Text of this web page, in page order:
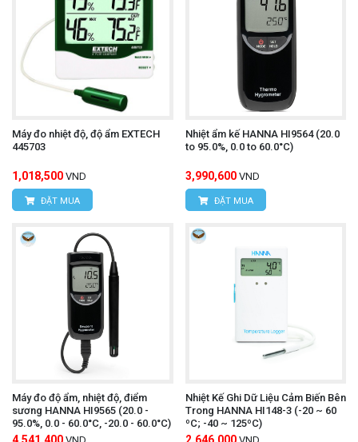
NTC có dải đo rộng từ -30 đến +50 °C với độ
chính xác ±0.5 °C.
Đo lường độ ẩm hiệu quả
%rH, độ chính xác cao ±2 %rH.
lên đến 10.000 giá trị đo/kênh, đảm bảo không bị
mất dữ liệu quan trọng.
Tốc độ đo linh hoạt
: Chu kỳ đo cố định 15 phút
hoặc có thể tùy chỉnh từ 1 phút đến 24 giờ theo
nhu cầu sử dụng.
Nguồn cấp bền bỉ
: Sử dụng 4 pin AA AlMn với
thời lượng hoạt động lên đến 24 tháng, giúp giảm
thiểu công tác bảo trì.
phù hợp cho môi trường trong nhà, kho bãi và
Máy đo nhiệt độ, độ ẩm EXTECH
445703
1,018,500 VND
ĐẶT MUA
Nhiệt ẩm kế HANNA HI9564 (20.0
to 95.0%, 0.0 to 60.0°C)
3,990,600 VND
ĐẶT MUA
Máy đo độ ẩm, nhiệt độ, điểm
sương HANNA HI9565 (20.0 -
95.0%, 0.0 - 60.0°C, -20.0 - 60.0°C)
Nhiệt Kế Ghi Dữ Liệu Cảm Biến Bên
Trong HANNA HI148-3 (-20 ~ 60
ºC; -40 ~ 125ºC)